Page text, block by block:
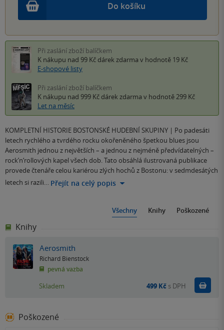
Do košíku
Při zaslání zboží balíčkem
K nákupu nad 99 Kč dárek zdarma v hodnotě 19 Kč
E-shopové listy
Při zaslání zboží balíčkem
K nákupu nad 999 Kč dárek zdarma v hodnotě 299 Kč
Let na měsíc
KOMPLETNÍ HISTORIE BOSTONSKÉ HUDEBNÍ SKUPINY | Po padesáti
letech rychlého a tvrdého rocku okořeněného špetkou blues jsou
Aerosmith jednou z největších – a jednou z nejméně předvídatelných –
rock’n‘rollových kapel všech dob. Tato obsáhlá ilustrovaná publikace
provede čtenáře celou kariérou zlých hochů z Bostonu: v sedmdesátých
letech si razili… Přejít na celý popis
Všechny Knihy Poškozené
Knihy
Aerosmith
Richard Bienstock
pevná vazba
Skladem 499 Kč s DPH
Poškozené